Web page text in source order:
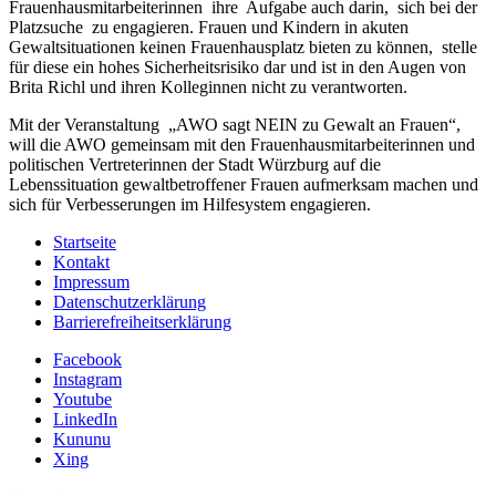
Frauenhausmitarbeiterinnen ihre Aufgabe auch darin, sich bei der
Platzsuche zu engagieren. Frauen und Kindern in akuten
Gewaltsituationen keinen Frauenhausplatz bieten zu können, stelle
für diese ein hohes Sicherheitsrisiko dar und ist in den Augen von
Brita Richl und ihren Kolleginnen nicht zu verantworten.
Mit der Veranstaltung „AWO sagt NEIN zu Gewalt an Frauen“,
will die AWO gemeinsam mit den Frauenhausmitarbeiterinnen und
politischen Vertreterinnen der Stadt Würzburg auf die
Lebenssituation gewaltbetroffener Frauen aufmerksam machen und
sich für Verbesserungen im Hilfesystem engagieren.
Startseite
Kontakt
Impressum
Datenschutzerklärung
Barrierefreiheitserklärung
Facebook
Instagram
Youtube
LinkedIn
Kununu
Xing